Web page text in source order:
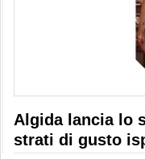
Algida lancia lo
strati di gusto